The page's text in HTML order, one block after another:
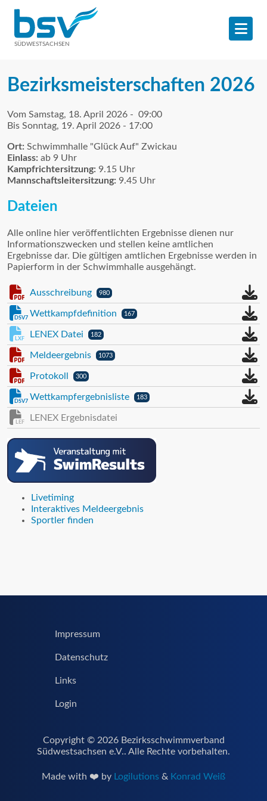
SÜDWESTSACHSEN
Bezirksmeisterschaften 2026
Vom Samstag, 18. April 2026 - 09:00
Bis Sonntag, 19. April 2026 - 17:00
Ort: Schwimmhalle "Glück Auf" Zwickau
Einlass: ab 9 Uhr
Kampfrichtersitzung: 9.15 Uhr
Mannschaftsleitersitzung: 9.45 Uhr
Dateien
Alle online hier veröffentlichten Ergebnisse dienen nur
Informationszwecken und stellen keine amtlichen
Ergebnisse dar. Die gültigen amtlichen Ergebnisse werden in
Papierform in der Schwimmhalle ausgehängt.
Ausschreibung 980
DSV7 Wettkampfdefinition 167
LXF LENEX Datei 182
Meldeergebnis 1073
Protokoll 300
DSV7 Wettkampfergebnisliste 183
LEF LENEX Ergebnisdatei
Livetiming
Interaktives Meldeergebnis
Sportler finden
Impressum
Datenschutz
Links
Login
Copyright © 2026 Bezirksschwimmverband
Südwestsachsen e.V.. Alle Rechte vorbehalten.
Made with ❤️ by Logilutions & Konrad Weiß